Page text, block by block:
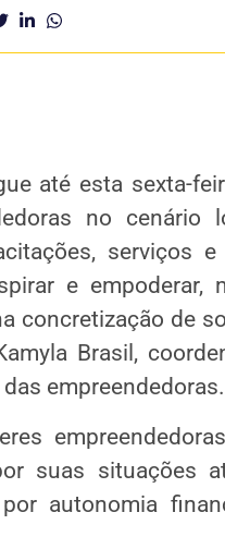
até esta sexta-
no
serviços
e empoderar,
concretização de
Brasil,
empreendedoras.
suas situações
autonomia